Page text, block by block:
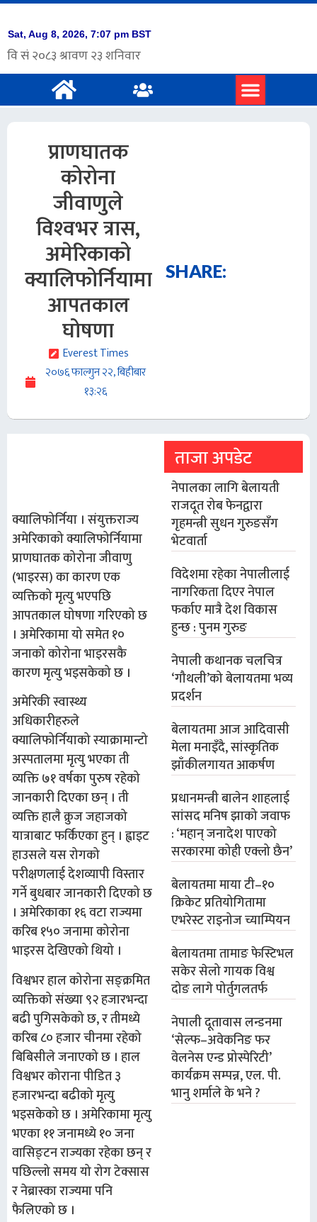
प्राणघातक
कोरोना
जीवाणुले
विश्‍वभर त्रास,
अमेरिकाको
क्यालिफोर्नियामा
आपतकाल
घोषणा
Everest Times
२०७६ फाल्गुन २२, बिहीबार
१३:२६
SHARE:
क्यालिफोर्निया । संयुक्तराज्य
अमेरिकाको क्यालिफोर्नियामा
प्राणघातक कोरोना जीवाणु
(भाइरस) का कारण एक
व्यक्तिको मृत्यु भएपछि
आपतकाल घोषणा गरिएको छ
। अमेरिकामा यो समेत १०
जनाको कोरोना भाइरसकै
कारण मृत्यु भइसकेको छ ।
अमेरिकी स्वास्थ्य
अधिकारीहरुले
क्यालिफोर्नियाको स्याक्रामान्टो
अस्पतालमा मृत्यु भएका ती
व्यक्ति ७१ वर्षका पुरुष रहेको
जानकारी दिएका छन् । ती
व्यक्ति हालै क्रुज जहाजको
यात्राबाट फर्किएका हुन् । ह्वाइट
हाउसले यस रोगको
परीक्षणलाई देशव्यापी विस्तार
गर्ने बुधबार जानकारी दिएको छ
। अमेरिकाका १६ वटा राज्यमा
करिब १५० जनामा कोरोना
भाइरस देखिएको थियो ।
विश्वभर हाल कोरोना सङ्क्रमित
व्यक्तिको संख्या ९२ हजारभन्दा
बढी पुगिसकेको छ, र तीमध्ये
करिब ८० हजार चीनमा रहेको
बिबिसीले जनाएको छ । हाल
विश्वभर कोराना पीडित ३
हजारभन्दा बढीको मृत्यु
भइसकेको छ । अमेरिकामा मृत्यु
भएका ११ जनामध्ये १० जना
वासिङ्टन राज्यका रहेका छन् र
पछिल्लो समय यो रोग टेक्सास
र नेब्रास्का राज्यमा पनि
फैलिएको छ ।
ताजा अपडेट
नेपालका लागि बेलायती
राजदूत रोब फेनद्वारा
गृहमन्त्री सुधन गुरुङसँग
भेटवार्ता
विदेशमा रहेका नेपालीलाई
नागरिकता दिएर नेपाल
फर्काए मात्रै देश विकास
हुन्छ : पुनम गुरुङ
नेपाली कथानक चलचित्र
‘गौथली’को बेलायतमा भव्य
प्रदर्शन
बेलायतमा आज आदिवासी
मेला मनाइँदै, सांस्कृतिक
झाँकीलगायत आकर्षण
प्रधानमन्त्री बालेन शाहलाई
सांसद मनिष झाको जवाफ
: ‘महान् जनादेश पाएको
सरकारमा कोही एक्लो छैन’
बेलायतमा माया टी–१०
क्रिकेट प्रतियोगितामा
एभरेस्ट राइनोज च्याम्पियन
बेलायतमा तामाङ फेस्टिभल
सकेर सेलो गायक विश्व
दोङ लागे पोर्तुगलतर्फ
नेपाली दूतावास लन्डनमा
‘सेल्फ–अवेकनिङ फर
वेलनेस एन्ड प्रोस्पेरिटी’
कार्यक्रम सम्पन्न, एल. पी.
भानु शर्माले के भने ?